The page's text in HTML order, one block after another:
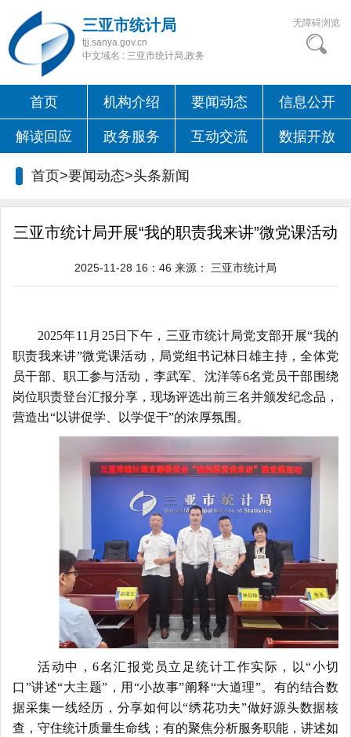
三亚市统计局
tjj.sanya.gov.cn
中文域名 : 三亚市统计局.政务
无障碍浏览
首页 机构介绍 要闻动态 信息公开
解读回应 政务服务 互动交流 数据开放
首页>要闻动态>头条新闻
三亚市统计局开展“我的职责我来讲”微党课活动
2025-11-28 16：46 来源： 三亚市统计局
2025年11 月 25日下午，三亚市统计局党支部开展“我的
职责我来讲”微党课活动，局党组书记林日雄主持，全体党
员干部、职工参与活动，李武军、沈洋等6名党员干部围绕
岗位职责登台汇报分享，现场评选出前三名并颁发纪念品，
营造出“以讲促学、以学促干”的浓厚氛围。
活动中， 6名汇报党员立足统计工作实际，以“小切
口”讲述“大主题”，用“小故事”阐释“大道理”。有的结合数
据采集一线经历，分享如何以“绣花功夫”做好源头数据核
查，守住统计质量生命线；有的聚焦分析服务职能，讲述如